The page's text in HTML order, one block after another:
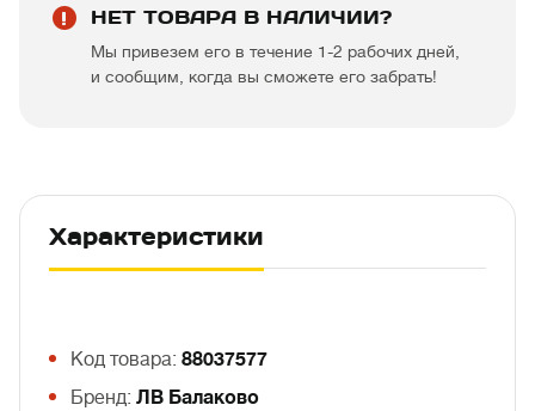
НЕТ ТОВАРА В НАЛИЧИИ?
Мы привезем его в течение 1-2 рабочих дней,
и сообщим, когда вы сможете его забрать!
Характеристики
Код товара: 88037577
Бренд: ЛВ Балаково